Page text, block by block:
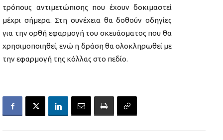
τρόπους αντιμετώπισης που έχουν δοκιμαστεί
μέχρι σήμερα. Στη συνέχεια θα δοθούν οδηγίες
για την ορθή εφαρμογή του σκευάσματος που θα
χρησιμοποιηθεί, ενώ η δράση θα ολοκληρωθεί με
την εφαρμογή της κόλλας στο πεδίο.